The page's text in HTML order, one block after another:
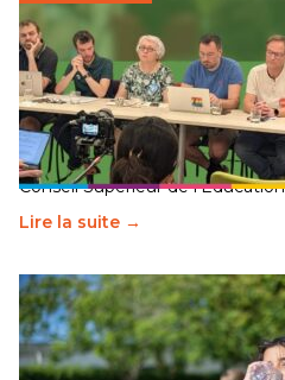
Transition écologique de
Éducation fait bouger les
30 juin 2026-National
Pendant plusieurs mois, un
travaillé sur la transition
Conseil Supérieur de
Lire la suite →